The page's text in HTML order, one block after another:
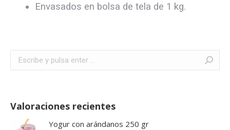
Envasados en bolsa de tela de 1 kg.
Buscar:
Valoraciones recientes
Yogur con arándanos 250 gr